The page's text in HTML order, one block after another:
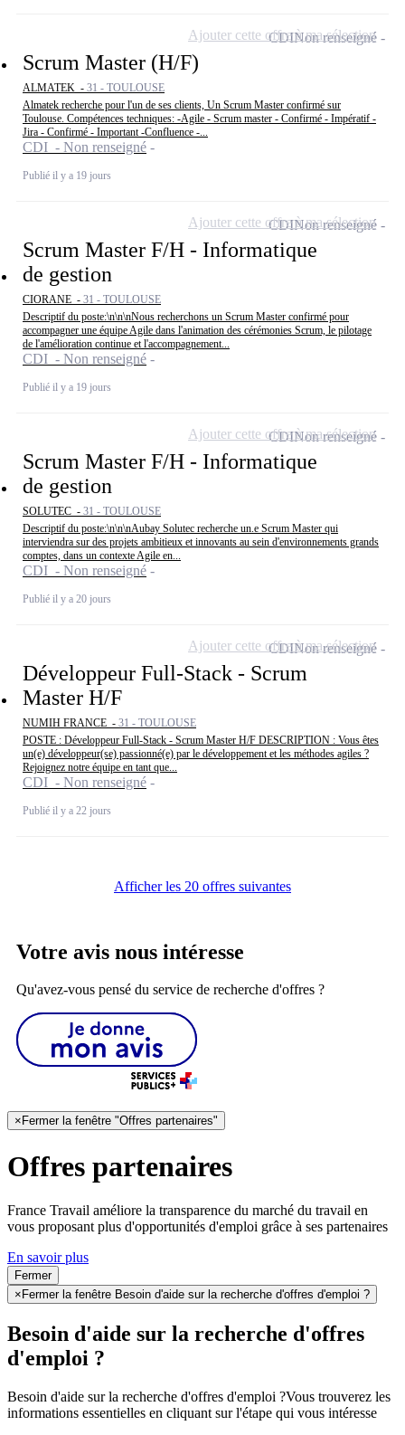
Scrum Master (H/F)
ALMATEK - 31 - TOULOUSE
Almatek recherche pour l'un de ses clients, Un Scrum Master confirmé sur
Toulouse. Compétences techniques: -Agile - Scrum master - Confirmé - Impératif -
Jira - Confirmé - Important -Confluence -...
CDI - Non renseigné
Publié il y a 19 jours
CDINon renseigné
Ajouter cette offre à ma sélection
Scrum Master F/H - Informatique
de gestion
CIORANE - 31 - TOULOUSE
Descriptif du poste:\n\n\nNous recherchons un Scrum Master confirmé pour
accompagner une équipe Agile dans l'animation des cérémonies Scrum, le pilotage
de l'amélioration continue et l'accompagnement...
CDI - Non renseigné
Publié il y a 19 jours
CDINon renseigné
Ajouter cette offre à ma sélection
Scrum Master F/H - Informatique
de gestion
SOLUTEC - 31 - TOULOUSE
Descriptif du poste:\n\n\nAubay Solutec recherche un.e Scrum Master qui
interviendra sur des projets ambitieux et innovants au sein d'environnements grands
comptes, dans un contexte Agile en...
CDI - Non renseigné
Publié il y a 20 jours
CDINon renseigné
Ajouter cette offre à ma sélection
Développeur Full-Stack - Scrum
Master H/F
NUMIH FRANCE - 31 - TOULOUSE
POSTE : Développeur Full-Stack - Scrum Master H/F DESCRIPTION : Vous êtes
un(e) développeur(se) passionné(e) par le développement et les méthodes agiles ?
Rejoignez notre équipe en tant que...
CDI - Non renseigné
Publié il y a 22 jours
CDINon renseigné
Ajouter cette offre à ma sélection
Afficher les 20 offres suivantes
Votre avis nous intéresse
Qu'avez-vous pensé du service de recherche d'offres ?
× Fermer la fenêtre "Offres partenaires"
Offres partenaires
France Travail améliore la transparence du marché du travail en
vous proposant plus d'opportunités d'emploi grâce à ses partenaires
En savoir plus
Fermer
× Fermer la fenêtre Besoin d'aide sur la recherche d'offres d'emploi ?
Besoin d'aide sur la recherche d'offres
d'emploi ?
Besoin d'aide sur la recherche d'offres d'emploi ?Vous trouverez les
informations essentielles en cliquant sur l'étape qui vous intéresse